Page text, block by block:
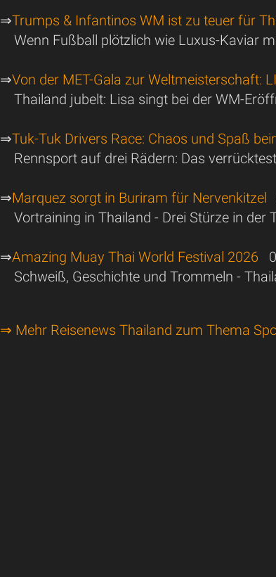
⇒Trumps & Infantinos WM ist zu teuer für
Wenn Fußball plötzlich wie Luxus-Kaviar
⇒Von der MET-Gala zur Weltmeisterschaft:
Thailand jubelt: Lisa singt bei der WM-
⇒Tuk-Tuk Drivers Race: Chaos und Spaß
Rennsport auf drei Rädern: Das
⇒Marquez sorgt in Buriram für Nervenkitzel
Vortraining in Thailand - Drei Stürze in der
⇒Amazing Muay Thai World Festival 2026
Schweiß, Geschichte und Trommeln -
⇒ Mehr Reisenews Thailand zum Thema